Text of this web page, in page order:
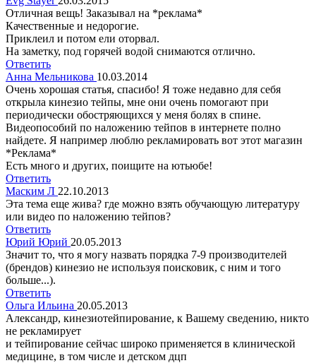
Отличная вещь! Заказывал на *реклама*
Качественные и недорогие.
Приклеил и потом ели оторвал.
На заметку, под горячей водой снимаются отлично.
Ответить
Анна Мельникова 10.03.2014
Очень хорошая статья, спасибо! Я тоже недавно для себя
открыла кинезио тейпы, мне они очень помогают при
периодически обостряющихся у меня болях в спине.
Видеопособий по наложению тейпов в интернете полно
найдете. Я например люблю рекламировать вот этот магазин
*Реклама*
Есть много и других, поищите на ютьюбе!
Ответить
Маским Л 22.10.2013
Эта тема еще жива? где можно взять обучающую литературу
или видео по наложению тейпов?
Ответить
Юрий Юрий 20.05.2013
Значит то, что я могу назвать порядка 7-9 производителей
(брендов) кинезио не используя поисковик, с ним и того
больше...).
Ответить
Ольга Ильина 20.05.2013
Александр, кинезиотейпирование, к Вашему сведению, никто
не рекламирует
и тейпирование сейчас широко применяется в клинической
медицине, в том числе и детском дцп